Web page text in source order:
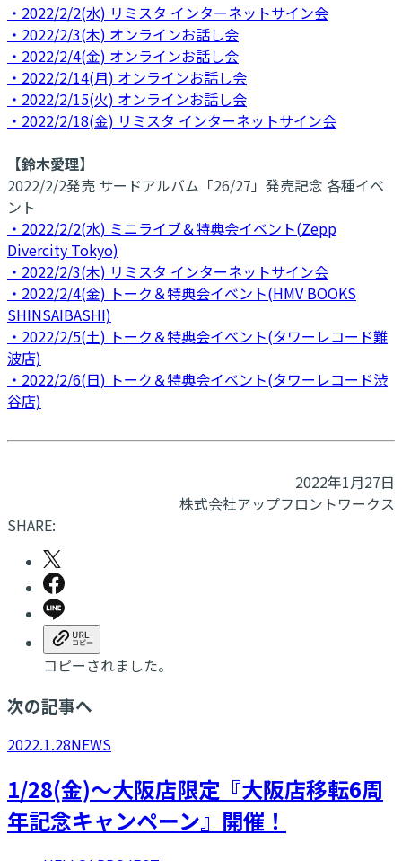
・2022/2/2(水) リミスタ インターネットサイン会
・2022/2/3(木) オンラインお話し会
・2022/2/4(金) オンラインお話し会
・2022/2/14(月) オンラインお話し会
・2022/2/15(火) オンラインお話し会
・2022/2/18(金) リミスタ インターネットサイン会
【鈴木愛理】
2022/2/2発売 サードアルバム「26/27」発売記念 各種イベ
ント
・2022/2/2(水) ミニライブ＆特典会イベント(Zepp
Divercity Tokyo)
・2022/2/3(木) リミスタ インターネットサイン会
・2022/2/4(金) トーク＆特典会イベント(HMV BOOKS
SHINSAIBASHI)
・2022/2/5(土) トーク＆特典会イベント(タワーレコード難
波店)
・2022/2/6(日) トーク＆特典会イベント(タワーレコード渋
谷店)
2022年1月27日
株式会社アップフロントワークス
SHARE:
コピーされました。
次の記事へ
2022.1.28NEWS
1/28(金)～大阪店限定『大阪店移転6周
年記念キャンペーン』開催！